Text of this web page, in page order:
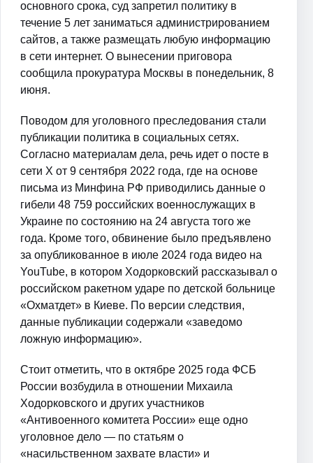
основного срока, суд запретил политику в
течение 5 лет заниматься администрированием
сайтов, а также размещать любую информацию
в сети интернет. О вынесении приговора
сообщила прокуратура Москвы в понедельник, 8
июня.
Поводом для уголовного преследования стали
публикации политика в социальных сетях.
Согласно материалам дела, речь идет о посте в
сети X от 9 сентября 2022 года, где на основе
письма из Минфина РФ приводились данные о
гибели 48 759 российских военнослужащих в
Украине по состоянию на 24 августа того же
года. Кроме того, обвинение было предъявлено
за опубликованное в июле 2024 года видео на
YouTube, в котором Ходорковский рассказывал о
российском ракетном ударе по детской больнице
«Охматдет» в Киеве. По версии следствия,
данные публикации содержали «заведомо
ложную информацию».
Стоит отметить, что в октябре 2025 года ФСБ
России возбудила в отношении Михаила
Ходорковского и других участников
«Антивоенного комитета России» еще одно
уголовное дело — по статьям о
«насильственном захвате власти» и